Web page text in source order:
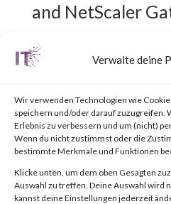
Verwalte deine
Wir verwenden Technologien wie
speichern und/oder darauf zuzugreifen.
Erlebnis zu verbessern und um (nicht)
Wenn du nicht zustimmst oder die
bestimmte Merkmale und Funktionen
Klicke unten, um dem oben Gesagten
Auswahl zu treffen. Deine Auswahl wird
kannst deine Einstellungen jederzeit
and NetScaler
Citrix NetScaler
is an Application
Controller (ADC)
achieve secure
network traffic.